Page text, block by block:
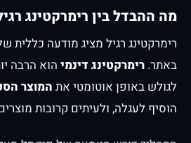
מה ההבדל בין רימרקטינג
רימרקטינג רגיל מציג מודעה כללית
באתר. רימרקטינג דינמי הוא הרבה
לגולש באופן אוטומטי את המוצר
הוסיף לעגלה, ולעיתים קרובות